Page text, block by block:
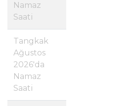
Namaz
Saati
Tangkak
Ağustos
2026'da
Namaz
Saati